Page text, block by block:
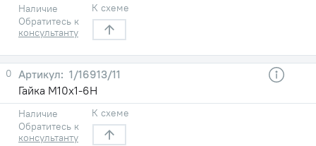
Наличие
Обратитесь к
консультанту
К схеме
0
1/16913/11
Гайка М10х1-6Н
Наличие
Обратитесь к
консультанту
К схеме